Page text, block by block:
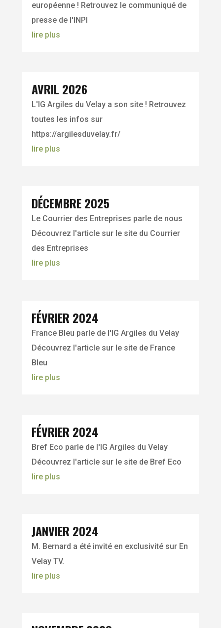
européenne ! Retrouvez le communiqué de
presse de l'INPI
lire plus
AVRIL 2026
L'IG Argiles du Velay a son site ! Retrouvez
toutes les infos sur
https://argilesduvelay.fr/
lire plus
DÉCEMBRE 2025
Le Courrier des Entreprises parle de nous
Découvrez l'article sur le site du Courrier
des Entreprises
lire plus
FÉVRIER 2024
France Bleu parle de l'IG Argiles du Velay
Découvrez l'article sur le site de France
Bleu
lire plus
FÉVRIER 2024
Bref Eco parle de l'IG Argiles du Velay
Découvrez l'article sur le site de Bref Eco
lire plus
JANVIER 2024
M. Bernard a été invité en exclusivité sur En
Velay TV.
lire plus